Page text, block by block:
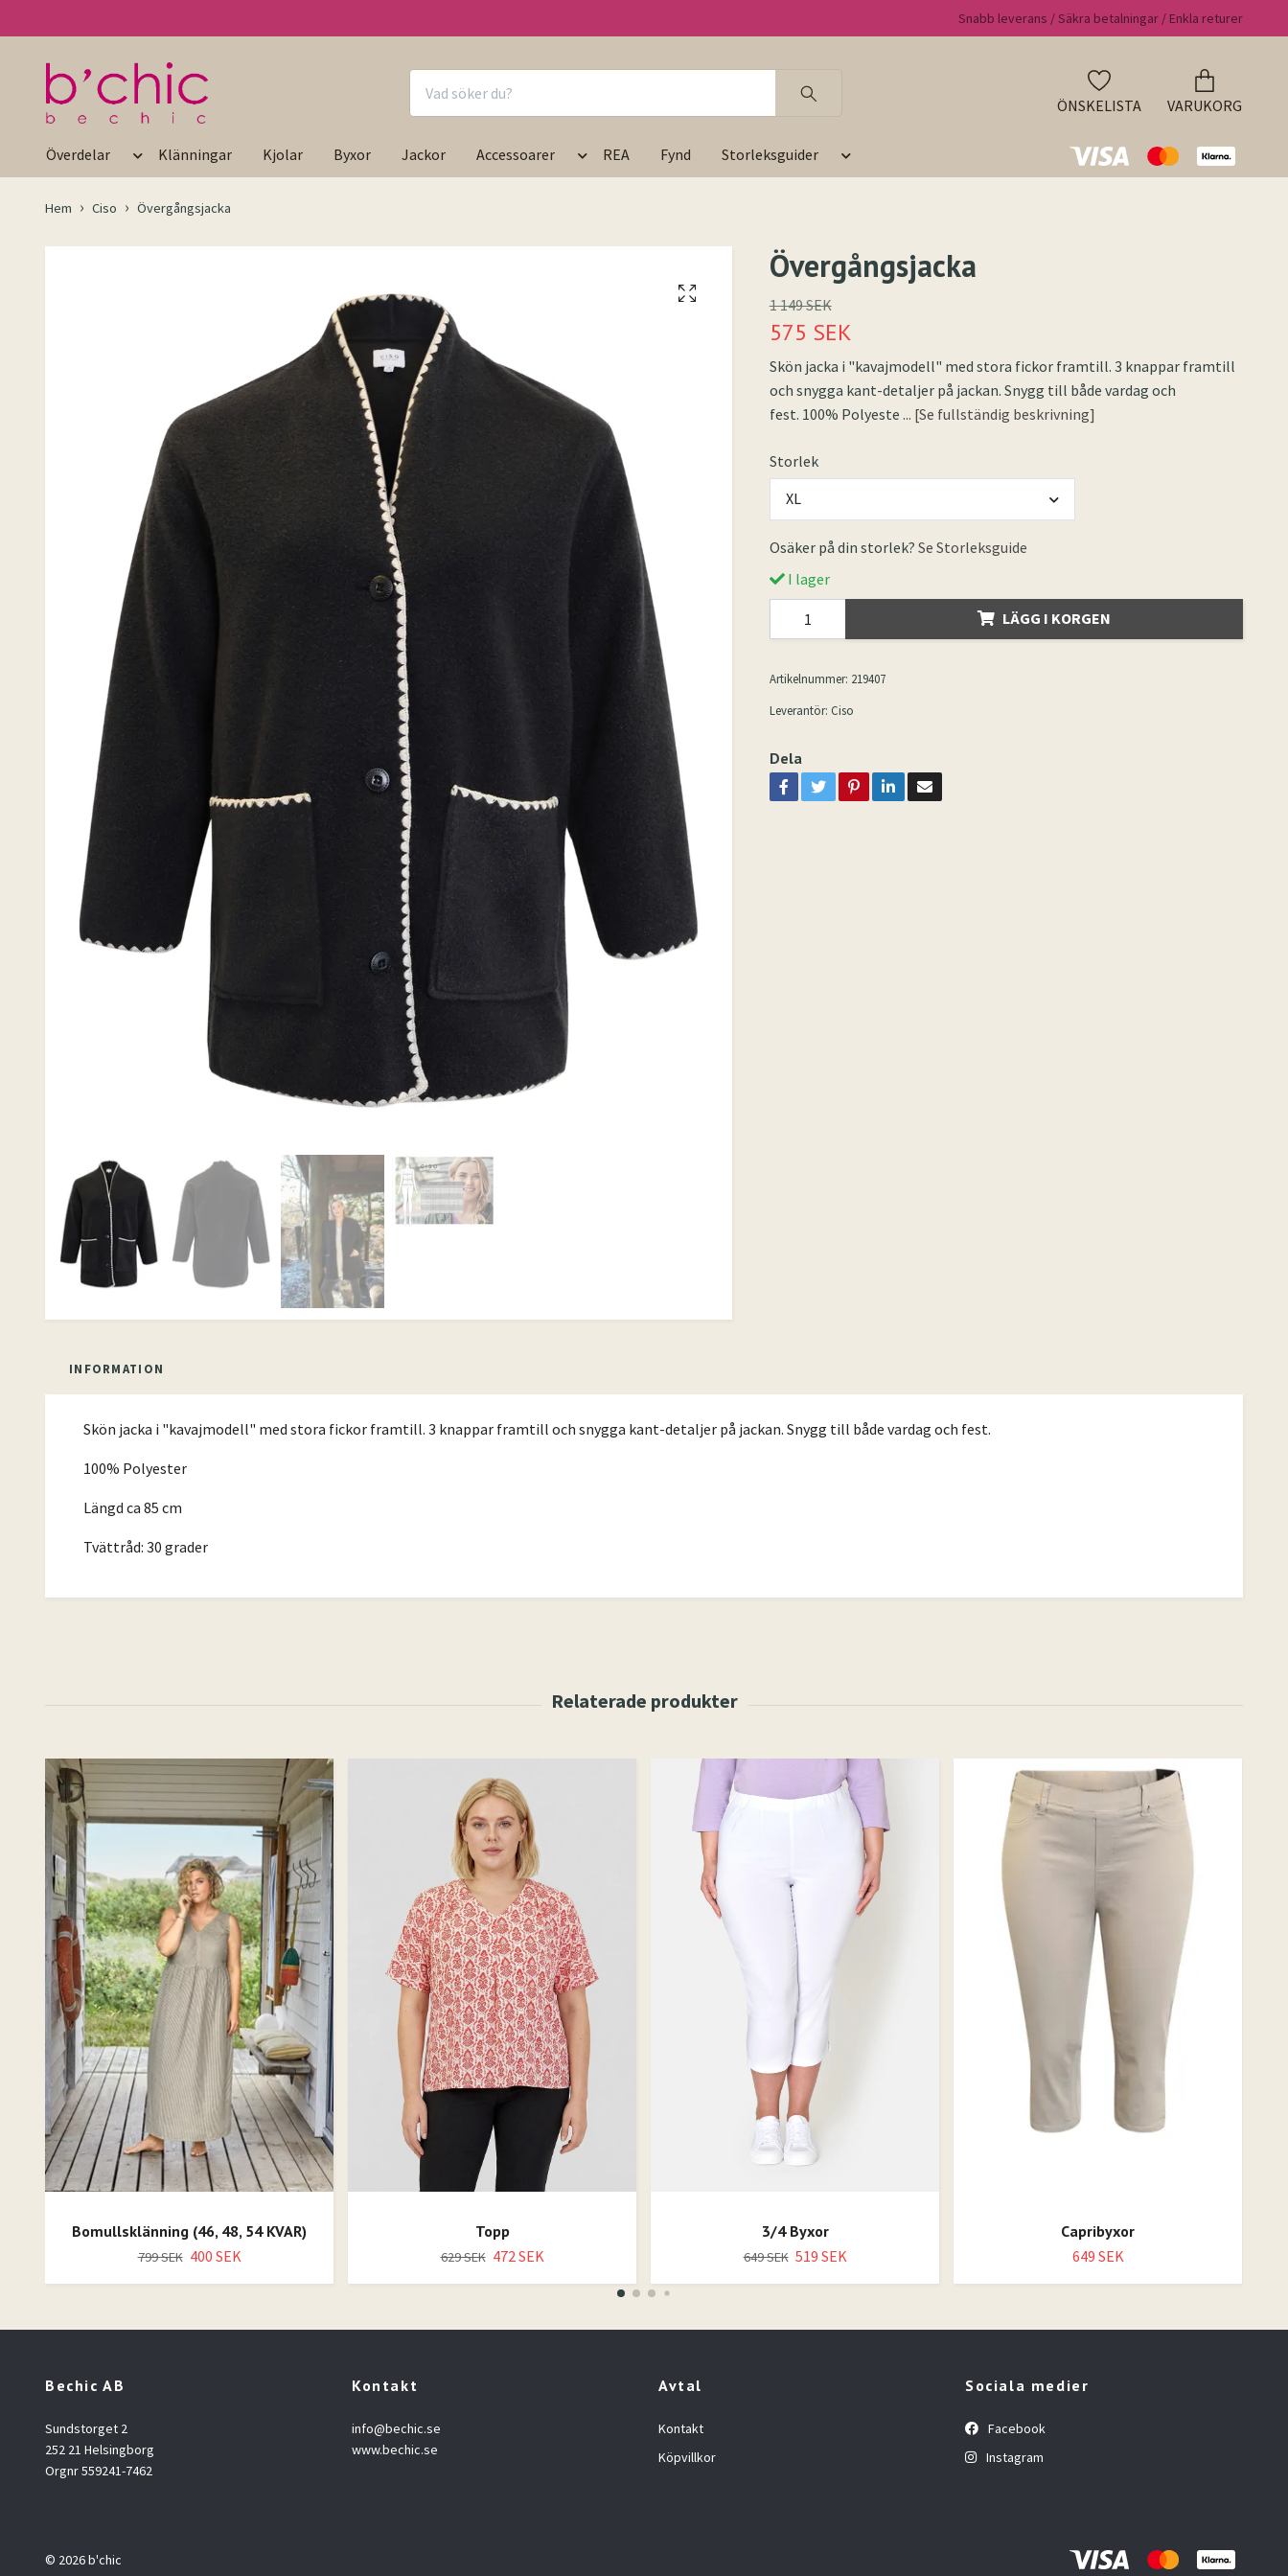
Snabb leverans / Säkra betalningar / Enkla returer
ÖNSKELISTA VARUKORG
Överdelar Klänningar Kjolar Byxor Jackor Accessoarer REA Fynd Storleksguider
Hem Ciso Övergångsjacka
Övergångsjacka
1 149 SEK
575 SEK
Skön jacka i "kavajmodell" med stora fickor framtill. 3 knappar framtill
och snygga kant-detaljer på jackan. Snygg till både vardag och
fest. 100% Polyeste ... [Se fullständig beskrivning]
Storlek
XL
Osäker på din storlek? Se Storleksguide
I lager
LÄGG I KORGEN
Artikelnummer: 219407
Leverantör: Ciso
Dela
INFORMATION
Skön jacka i "kavajmodell" med stora fickor framtill. 3 knappar framtill och snygga kant-detaljer på jackan. Snygg till både vardag och fest.
100% Polyester
Längd ca 85 cm
Tvättråd: 30 grader
Bomullsklänning (46, 48, 54 KVAR)
799 SEK 400 SEK
Topp
629 SEK 472 SEK
3/4 Byxor
649 SEK 519 SEK
Capribyxor
649 SEK
Bechic AB
Sundstorget 2
252 21 Helsingborg
Orgnr 559241-7462
Kontakt
info@bechic.se
www.bechic.se
Avtal
Kontakt
Köpvillkor
Sociala medier
Facebook
Instagram
© 2026 b'chic